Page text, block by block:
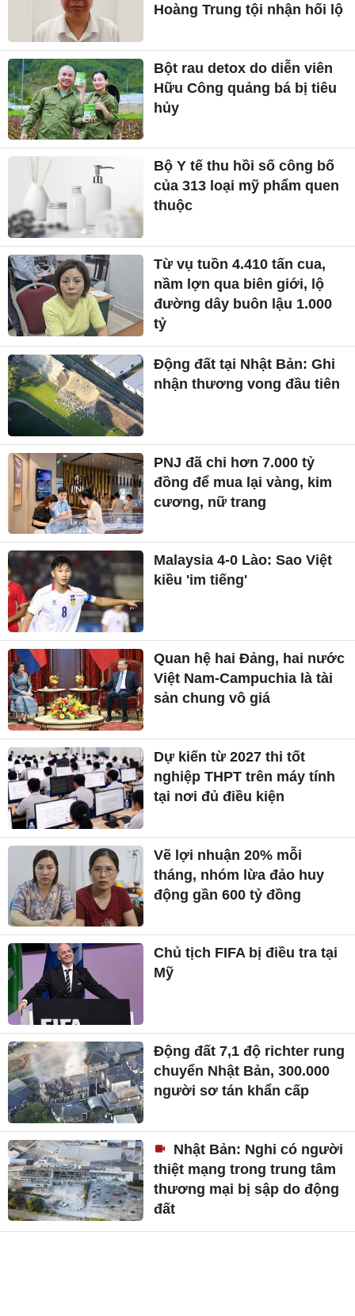
Hoàng Trung tội nhận hối lộ
Bột rau detox do diễn viên
Hữu Công quảng bá bị tiêu
hủy
Bộ Y tế thu hồi số công bố
của 313 loại mỹ phẩm quen
thuộc
Từ vụ tuồn 4.410 tấn cua,
nầm lợn qua biên giới, lộ
đường dây buôn lậu 1.000
tỷ
Động đất tại Nhật Bản: Ghi
nhận thương vong đầu tiên
PNJ đã chi hơn 7.000 tỷ
đồng để mua lại vàng, kim
cương, nữ trang
Malaysia 4-0 Lào: Sao Việt
kiều 'im tiếng'
Quan hệ hai Đảng, hai nước
Việt Nam-Campuchia là tài
sản chung vô giá ​
Dự kiến từ 2027 thi tốt
nghiệp THPT trên máy tính
tại nơi đủ điều kiện
Vẽ lợi nhuận 20% mỗi
tháng, nhóm lừa đảo huy
động gần 600 tỷ đồng
Chủ tịch FIFA bị điều tra tại
Mỹ
Động đất 7,1 độ richter rung
chuyển Nhật Bản, 300.000
người sơ tán khẩn cấp
Nhật Bản: Nghi có người
thiệt mạng trong trung tâm
thương mại bị sập do động
đất